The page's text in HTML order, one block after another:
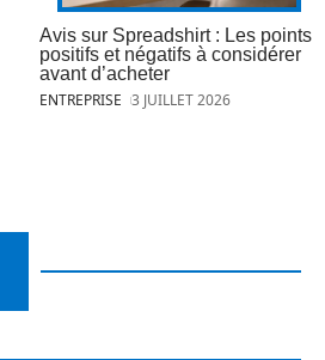
Avis sur Spreadshirt : Les points
positifs et négatifs à considérer
avant d’acheter
ENTREPRISE 3 JUILLET 2026